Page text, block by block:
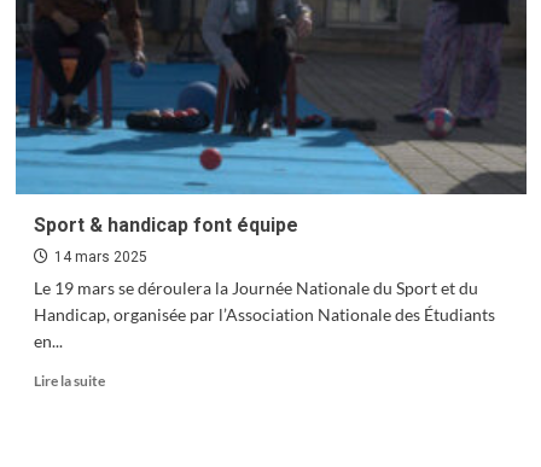
Sport & handicap font équipe
14 mars 2025
Le 19 mars se déroulera la Journée Nationale du Sport et du
Handicap, organisée par l’Association Nationale des Étudiants
en...
Lire la suiteEn